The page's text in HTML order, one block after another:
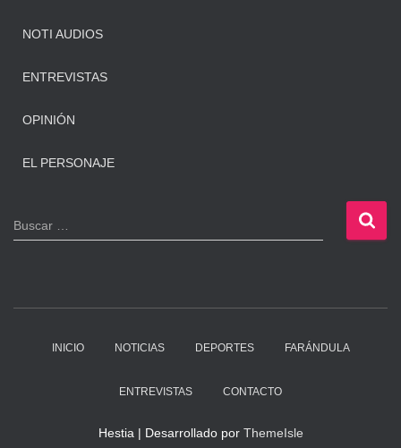
NOTI AUDIOS
ENTREVISTAS
OPINIÓN
EL PERSONAJE
B
u
Buscar …
INICIO NOTICIAS DEPORTES FARÁNDULA
ENTREVISTAS CONTACTO
Hestia | Desarrollado por ThemeIsle